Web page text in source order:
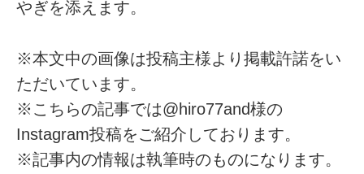
やぎを添えます。
※本文中の画像は投稿主様より掲載許諾をい
ただいています。
※こちらの記事では@hiro77and様の
Instagram投稿をご紹介しております。
※記事内の情報は執筆時のものになります。